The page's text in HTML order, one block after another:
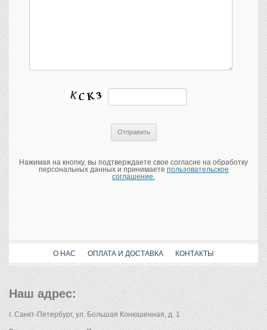
Нажимая на кнопку, вы подтверждаете свое согласие на обработку
персональных данных и принимаете пользовательское
соглашение.
О НАС ОПЛАТА И ДОСТАВКА КОНТАКТЫ
Наш адрес:
г. Санкт-Петербург, ул. Большая Конюшенная, д. 1